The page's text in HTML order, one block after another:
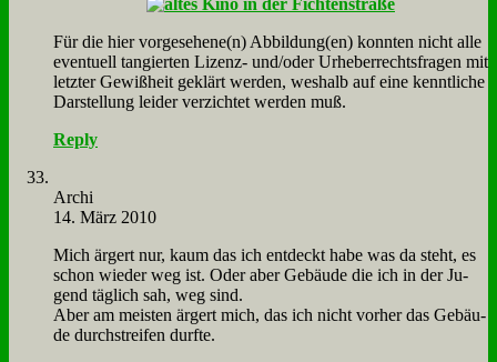
Für die hier vorgesehene(n) Abbildung(en) konn­ten nicht al­le
even­tu­ell tan­gier­ten Li­zenz- und/oder Ur­he­ber­rechts­fra­gen mit
letz­ter Ge­wiß­heit ge­klärt wer­den, wes­halb auf ei­ne kennt­li­che
Dar­stel­lung lei­der ver­zich­tet wer­den muß.
Reply
Ar­chi
14. März 2010
Mich är­gert nur, kaum das ich ent­deckt ha­be was da steht, es
schon wie­der weg ist. Oder aber Ge­bäu­de die ich in der Ju­
gend täg­lich sah, weg sind.
Aber am mei­sten är­gert mich, das ich nicht vor­her das Ge­bäu­
de durch­strei­fen durf­te.